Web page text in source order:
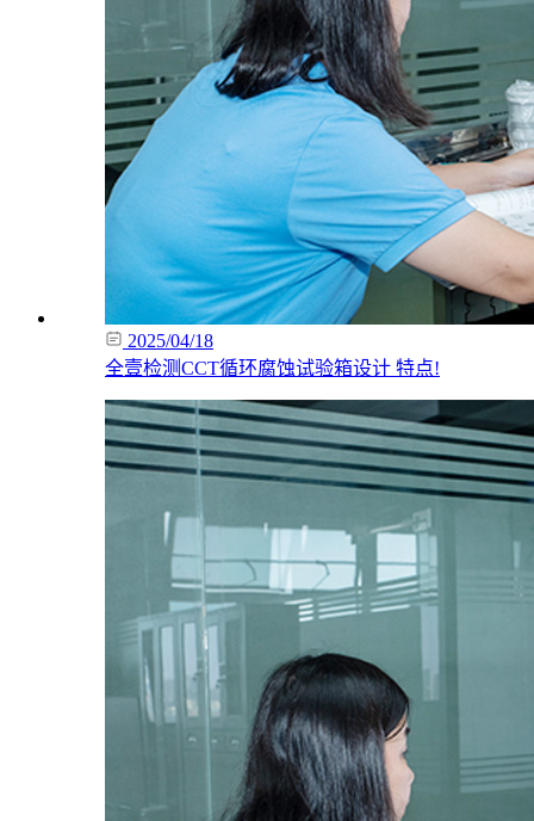
2025/04/18
全壹检测CCT循环腐蚀试验箱设计 特点!